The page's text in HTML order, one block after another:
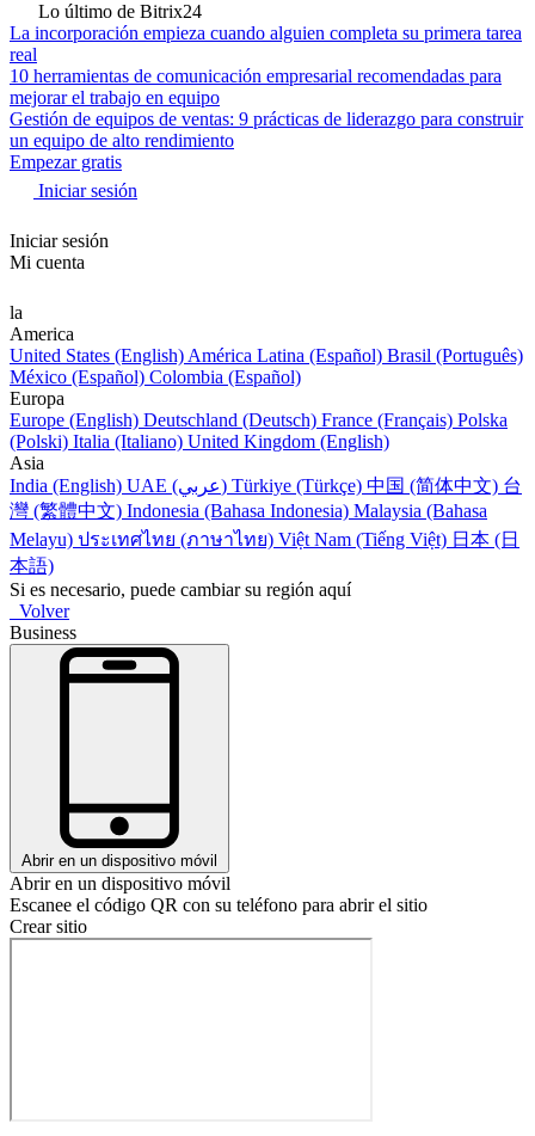
Lo último de Bitrix24
La incorporación empieza cuando alguien completa su primera tarea
real
10 herramientas de comunicación empresarial recomendadas para
mejorar el trabajo en equipo
Gestión de equipos de ventas: 9 prácticas de liderazgo para construir
un equipo de alto rendimiento
Empezar gratis
Iniciar sesión
Iniciar sesión
Mi cuenta
la
America
United States (English) América Latina (Español) Brasil (Português)
México (Español) Colombia (Español)
Europa
Europe (English) Deutschland (Deutsch) France (Français) Polska
(Polski) Italia (Italiano) United Kingdom (English)
Asia
India (English)
UAE (عربي) Türkiye (Türkçe) 中国 (简体中文) 台
灣 (繁體中文) Indonesia (Bahasa Indonesia) Malaysia (Bahasa
Melayu) ประเทศไทย (ภาษาไทย) Việt Nam (Tiếng Việt) 日本 (日
本語)
Si es necesario, puede cambiar su región aquí
Volver
Business
Abrir en un dispositivo móvil
Abrir en un dispositivo móvil
Escanee el código QR con su teléfono para abrir el sitio
Crear sitio